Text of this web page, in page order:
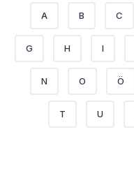
A B C
G H I
N O Ö
T U